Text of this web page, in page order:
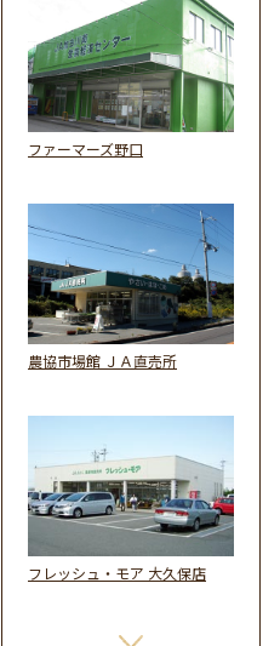
ファーマーズ野口
農協市場館 ＪＡ直売所
フレッシュ・モア 大久保店